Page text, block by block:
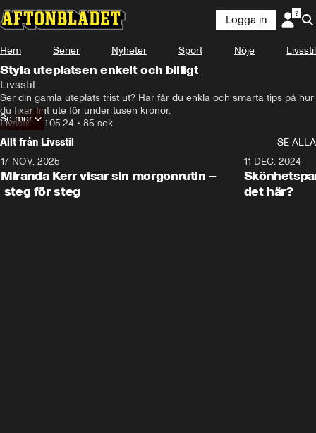
Logga in
Hem Serier Nyheter Sport Nöje Livsstil
Styla uteplatsen enkelt och billigt
Livsstil
Ser din gamla uteplats trist ut? Här får du enkla och smarta tips på hur
du fixar fint ute för under tusen kronor.
Livsstil•21.05.24 • 85 sek
Se mer
Allt från Livsstil
SE ALLA
17 NOV. 2025
Miranda Kerr visar sin morgonrutin –
steg för steg
11 DEC. 2024
det här?